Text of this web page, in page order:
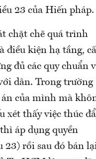
23 của Hiến pháp.
chặt chẽ quá trình
điều kiện hạ tầng,
đủ các quy chuẩn
dân. Trong trường
của mình mà
xét thấy việc thúc
áp dụng quyền
23) rồi sau đó bán